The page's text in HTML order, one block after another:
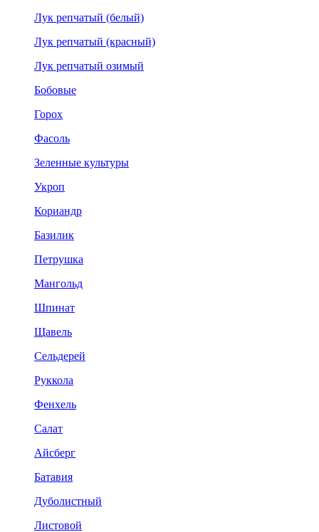
Лук репчатый (белый)
Лук репчатый (красный)
Лук репчатый озимый
Бобовые
Горох
Фасоль
Зеленные культуры
Укроп
Кориандр
Базилик
Петрушка
Мангольд
Шпинат
Щавель
Сельдерей
Руккола
Фенхель
Салат
Айсберг
Батавия
Дуболистный
Листовой